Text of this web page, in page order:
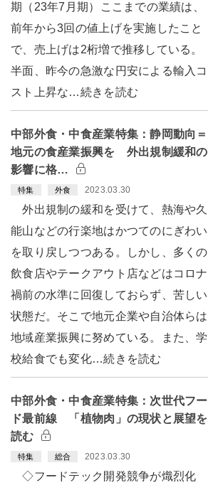
期（23年7月期）ここまでの業績は、
前年から3回の値上げを実施したこと
で、売上げは2桁増で推移している。
半面、昨今の急激な円安による輸入コ
スト上昇な…続きを読む
中部外食・中食産業特集：静岡動向＝
地元の食産業振興を 外出規制緩和の
影響に格…
特集 外食 2023.03.30
外出規制の緩和を受けて、熱海や久
能山などの行楽地はかつてのにぎわい
を取り戻しつつある。しかし、多くの
飲食店やテークアウト店などはコロナ
禍前の水準に回復しておらず、苦しい
状態だ。そこで地元企業や自治体らは
地域産業振興に努めている。また、学
校給食でも変化…続きを読む
中部外食・中食産業特集：次世代フー
ド最前線 「植物肉」の現状と展望を
読む
特集 総合 2023.03.30
◇フードテック開発競争が熾烈化